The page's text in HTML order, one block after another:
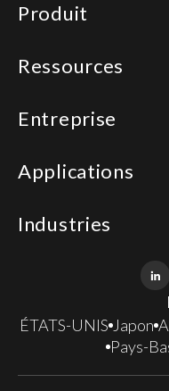
Produit
Ressources
Entreprise
Industries
Applications
ÉTATS-UNIS Japon
Pays-